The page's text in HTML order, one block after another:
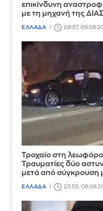
επικίνδυνη
με τη μηχανή της
ΕΛΛΑΔΑ 08:57,
Τροχαίο στη
Τραυματίες δύο
μετά από σύγκρουση
ΕΛΛΑΔΑ 23:55,